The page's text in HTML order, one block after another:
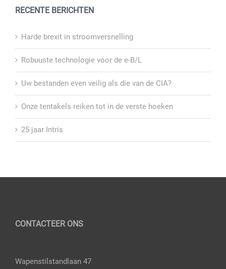
RECENTE BERICHTEN
Harde brexit in stroomversnelling
Robuuste technologie voor de e-B/L
Uw bestanden even veilig als die van de CIA?
Onze tentakels reiken tot in de verste hoeken
25 jaar Intris
CONTACTEER ONS
Wapenstilstandlaan 47